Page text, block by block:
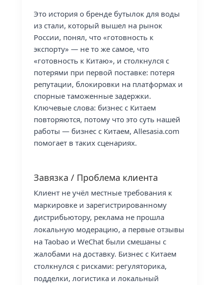
Это история о бренде бутылок для воды
из стали, который вышел на рынок
России, понял, что «готовность к
экспорту» — не то же самое, что
«готовность к Китаю», и столкнулся с
потерями при первой поставке: потеря
репутации, блокировки на платформах и
спорные таможенные задержки.
Ключевые слова: бизнес с Китаем
повторяются, потому что это суть нашей
работы — бизнес с Китаем, Allesasia.com
помогает в таких сценариях.
Завязка / Проблема клиента
Клиент не учёл местные требования к
маркировке и зарегистрированному
дистрибьютору, реклама не прошла
локальную модерацию, а первые отзывы
на Taobao и WeChat были смешаны с
жалобами на доставку. Бизнес с Китаем
столкнулся с рисками: регуляторика,
подделки, логистика и локальный